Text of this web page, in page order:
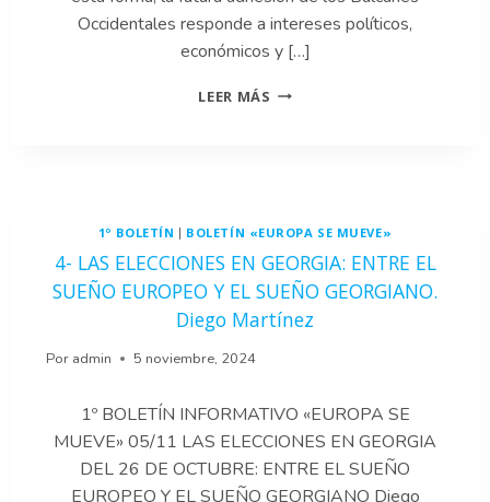
Occidentales responde a intereses políticos,
económicos y […]
LEER MÁS 3-
LA
UE
LOS
BALCANES
1º BOLETÍN BOLETÍN «EUROPA SE MUEVE»
4- LAS ELECCIONES EN GEORGIA: ENTRE EL
SUEÑO EUROPEO Y EL SUEÑO GEORGIANO.
Diego Martínez
Por admin 5 noviembre, 2024
1º BOLETÍN INFORMATIVO «EUROPA SE
MUEVE» 05/11 LAS ELECCIONES EN GEORGIA
DEL 26 DE OCTUBRE: ENTRE EL SUEÑO
EUROPEO Y EL SUEÑO GEORGIANO Diego